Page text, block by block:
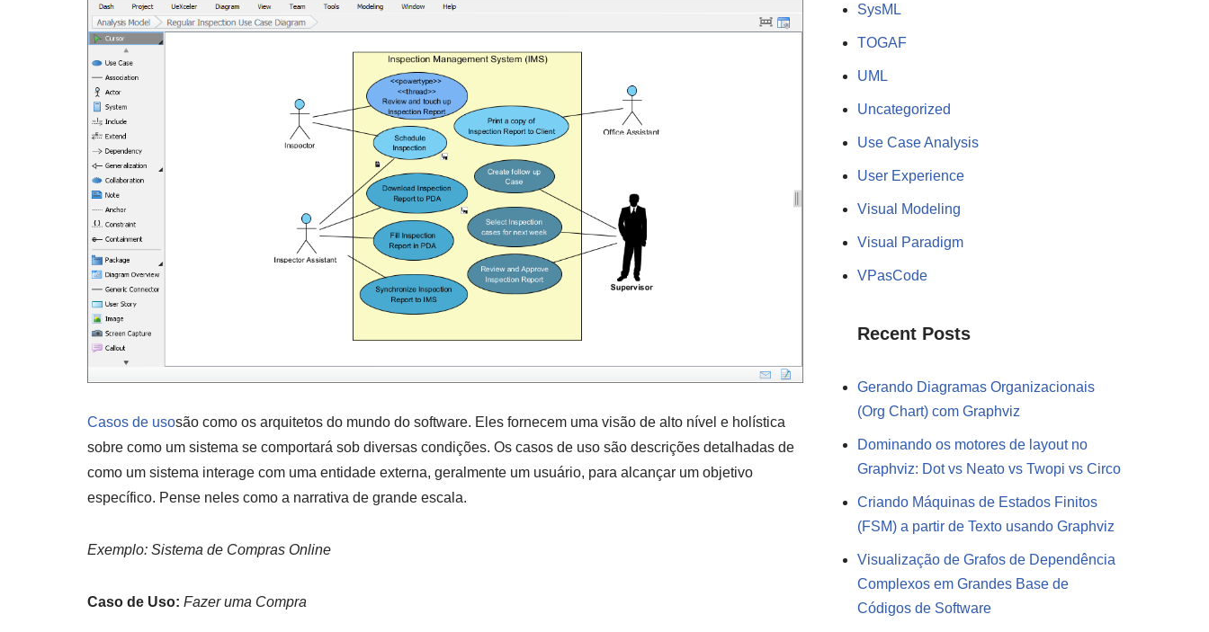
Casos de usosão como os arquitetos do mundo do software. Eles fornecem uma visão de alto nível e holística
sobre como um sistema se comportará sob diversas condições. Os casos de uso são descrições detalhadas de
como um sistema interage com uma entidade externa, geralmente um usuário, para alcançar um objetivo
específico. Pense neles como a narrativa de grande escala.
Exemplo: Sistema de Compras Online
Caso de Uso: Fazer uma Compra
SysML
TOGAF
UML
Uncategorized
Use Case Analysis
User Experience
Visual Modeling
Visual Paradigm
VPasCode
Recent Posts
Gerando Diagramas Organizacionais
(Org Chart) com Graphviz
Dominando os motores de layout no
Graphviz: Dot vs Neato vs Twopi vs Circo
Criando Máquinas de Estados Finitos
(FSM) a partir de Texto usando Graphviz
Visualização de Grafos de Dependência
Complexos em Grandes Base de
Códigos de Software